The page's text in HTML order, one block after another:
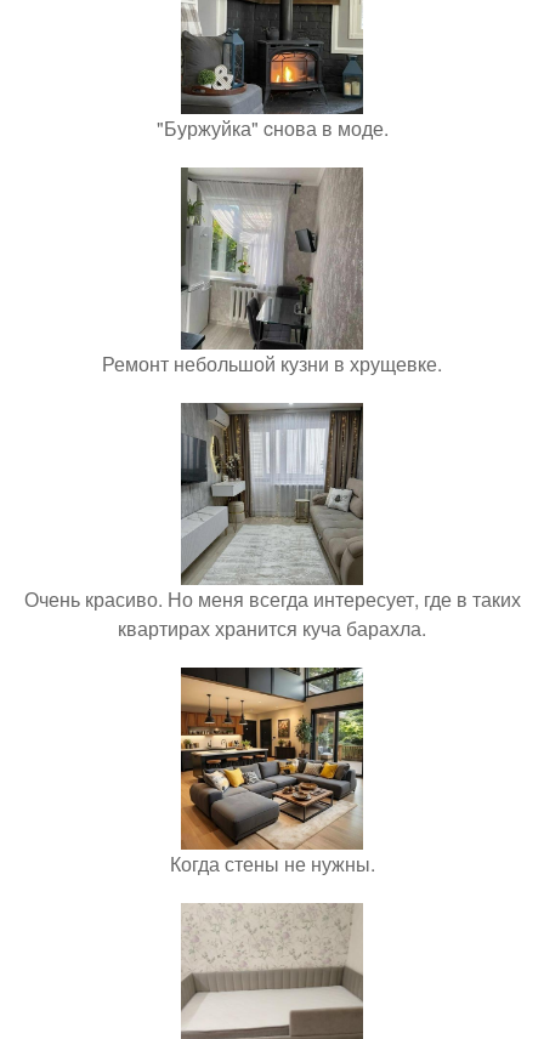
"Буржуйка" cнова в моде.
Ремонт небольшой кузни в хрущевке.
Очень красиво. Но меня всегда интересует, где в таких
квартирах хранится куча барахла.
Когда стены не нужны.